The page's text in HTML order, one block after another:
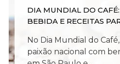
DIA MUNDIAL DO
BEBIDA E RECEITAS
No Dia Mundial do
paixão nacional com